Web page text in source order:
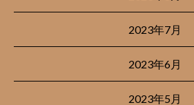
2023年7月
2023年6月
2023年5月